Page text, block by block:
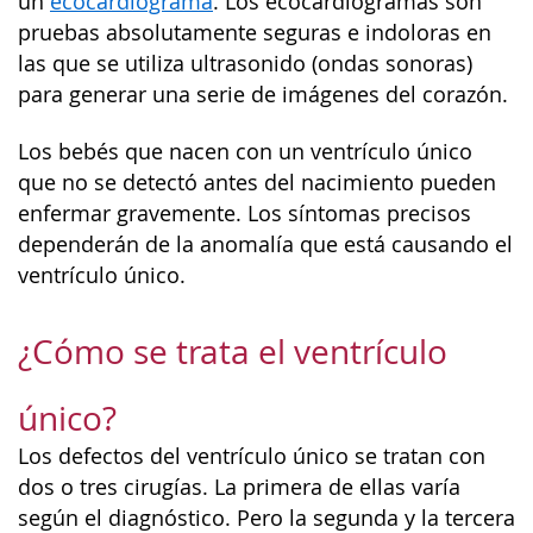
pruebas absolutamente seguras e indoloras en
las que se utiliza ultrasonido (ondas sonoras)
para generar una serie de imágenes del corazón.
Los bebés que nacen con un ventrículo único
que no se detectó antes del nacimiento pueden
enfermar gravemente. Los síntomas precisos
dependerán de la anomalía que está causando el
ventrículo único.
¿Cómo se trata el ventrículo
único?
Los defectos del ventrículo único se tratan con
dos o tres cirugías. La primera de ellas varía
según el diagnóstico. Pero la segunda y la tercera